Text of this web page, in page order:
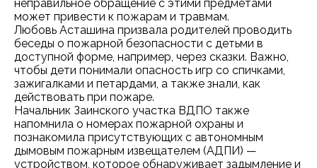
неправильное обращение с этими предметами
может привести к пожарам и травмам.
Любовь Асташина призвала родителей проводить
беседы о пожарной безопасности с детьми в
доступной форме, например, через сказки. Важно,
чтобы дети понимали опасность игр со спичками,
зажигалками и петардами, а также знали, как
действовать при пожаре.
Начальник Заинского участка ВДПО также
напомнила о номерах пожарной охраны и
познакомила присутствующих с автономным
дымовым пожарным извещателем (АДПИ) —
устройством, которое обнаруживает задымление и